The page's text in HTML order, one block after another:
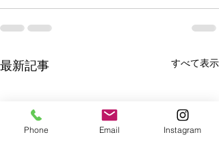
最新記事 すべて表示
Phone Email Instagram